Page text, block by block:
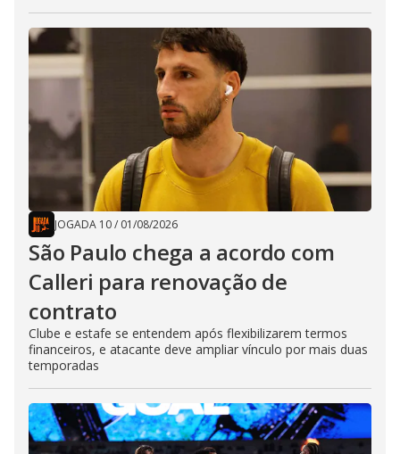
JOGADA 10/ 01/08/2026
São Paulo chega a acordo com
Calleri para renovação de
contrato
Clube e estafe se entendem após flexibilizarem termos
financeiros, e atacante deve ampliar vínculo por mais duas
temporadas